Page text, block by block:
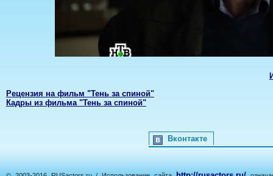
Рецензия на фильм "Тень за спиной"
Кадры из фильма "Тень за спиной"
Вконтакте